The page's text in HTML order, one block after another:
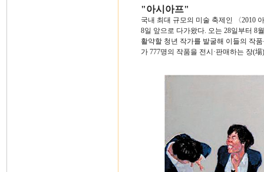
"아시아프"
국내 최대 규모의 미술 축제인 〈2010
8일 앞으로 다가왔다. 오는 28일부터 8
활약할 청년 작가를 발굴해 이들의 작
가 777명의 작품을 전시·판매하는 장(